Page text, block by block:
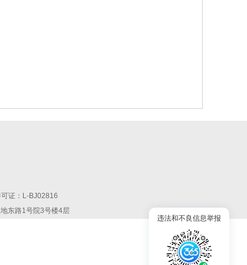
证：L-BJ02816
东路1号院3号楼4层
违法和不良信息举报